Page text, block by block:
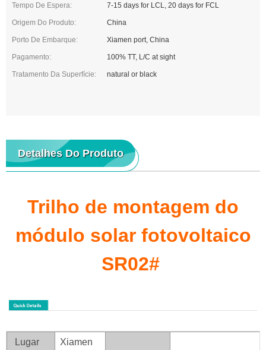
Tempo De Espera: 7-15 days for LCL, 20 days for FCL
Origem Do Produto: China
Porto De Embarque: Xiamen port, China
Pagamento: 100% TT, L/C at sight
Tratamento Da Superfície: natural or black
Detalhes Do Produto
Trilho de montagem do
módulo solar fotovoltaico
SR02#
Lugar
Xiamen